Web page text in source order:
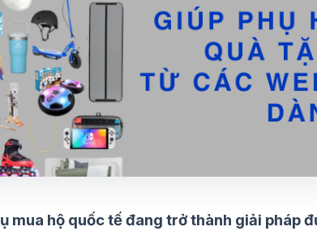
mua hộ quốc tế đang trở thành giải pháp